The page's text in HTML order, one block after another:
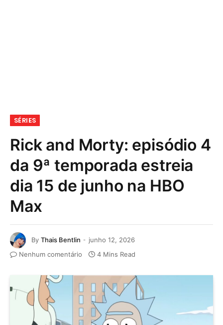
SÉRIES
Rick and Morty: episódio 4
da 9ª temporada estreia
dia 15 de junho na HBO
Max
By Thais Bentlin
junho 12, 2026
Nenhum comentário
4 Mins Read